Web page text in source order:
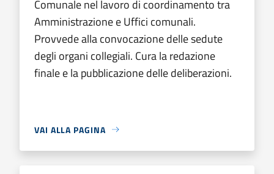
Comunale nel lavoro di coordinamento tra
Amministrazione e Uffici comunali.
Provvede alla convocazione delle sedute
degli organi collegiali. Cura la redazione
finale e la pubblicazione delle deliberazioni.
VAI ALLA PAGINA